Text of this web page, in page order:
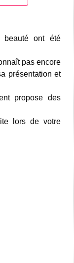
beauté ont été
pas encore
présentation et
propose des
lors de votre